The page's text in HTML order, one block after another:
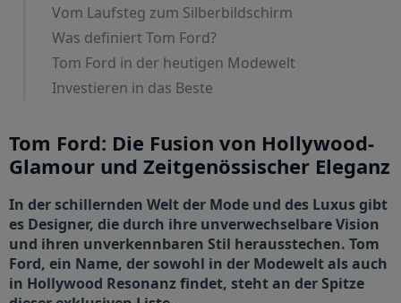
Tom Ford: Die Fusion von Hollywood-
Glamour und Zeitgenössischer Eleganz
In der schillernden Welt der Mode und des Luxus gibt
es Designer, die durch ihre unverwechselbare Vision
und ihren unverkennbaren Stil herausstechen. Tom
Ford, ein Name, der sowohl in der Modewelt als auch
in Hollywood Resonanz findet, steht an der Spitze
Vom Laufsteg zum Silberbildschirm
Was definiert Tom Ford?
Tom Ford in der heutigen Modewelt
Investieren in das Beste